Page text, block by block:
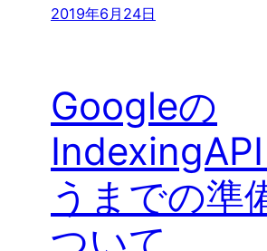
2019年6月24日
Googleの
うまでの準
ついて